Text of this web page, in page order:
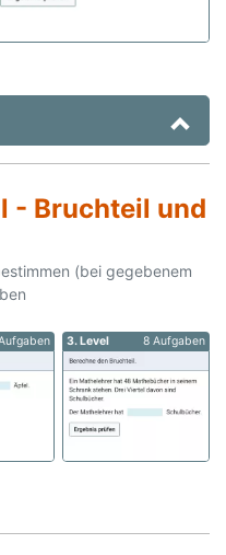
- Bruchteil und
(bei gegebenem
3. Level 8 Aufgaben